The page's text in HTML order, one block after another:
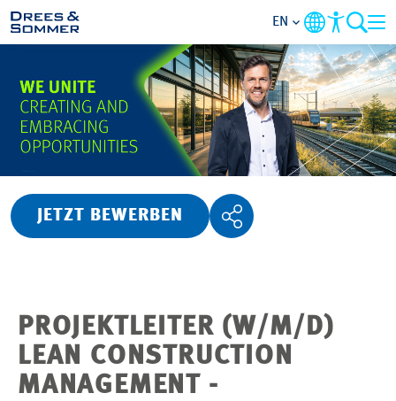
OVERVIEW
ABOUT US
AREAS OF ACTIVITY
ALL ABOUT APPLYING
JOB-OPPORTUNITIES
EN
JETZT BEWERBEN
PROJEKTLEITER (W/M/D)
LEAN CONSTRUCTION
MANAGEMENT -